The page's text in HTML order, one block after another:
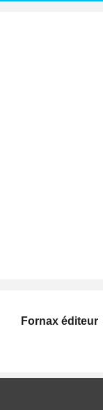
Fornax éditeur